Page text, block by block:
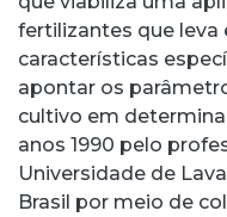
fertilizantes que leva
características
apontar os
cultivo em
anos 1990 pelo
Universidade de
Brasil por meio de